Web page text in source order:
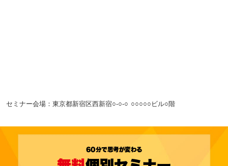
セミナー会場：東京都新宿区西新宿○-○-○ ○○○○○ビル○階
60分で思考が変わる